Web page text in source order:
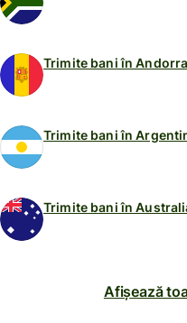
Trimite bani în Andorra
Trimite bani în
Trimite bani în
Afișează